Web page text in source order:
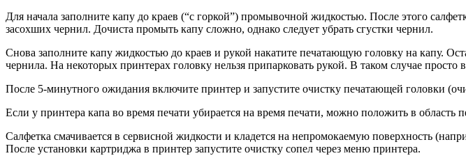
Для начала заполните капу до краев (“с горкой”) промывочной жидкостью. После этого
засохших чернил. Дочиста промыть капу сложно, однако следует убрать сгустки чернил.
Снова заполните капу жидкостью до краев и рукой накатите печатающую головку на капу.
чернила. На некоторых принтерах головку нельзя припарковать рукой. В таком случае
После 5-минутного ожидания включите принтер и запустите очистку печатающей головки
Если у принтера капа во время печати убирается на время печати, можно положить в область
Салфетка смачивается в сервисной жидкости и кладется на непромокаемую поверхность
После установки картриджа в принтер запустите очистку сопел через меню принтера.